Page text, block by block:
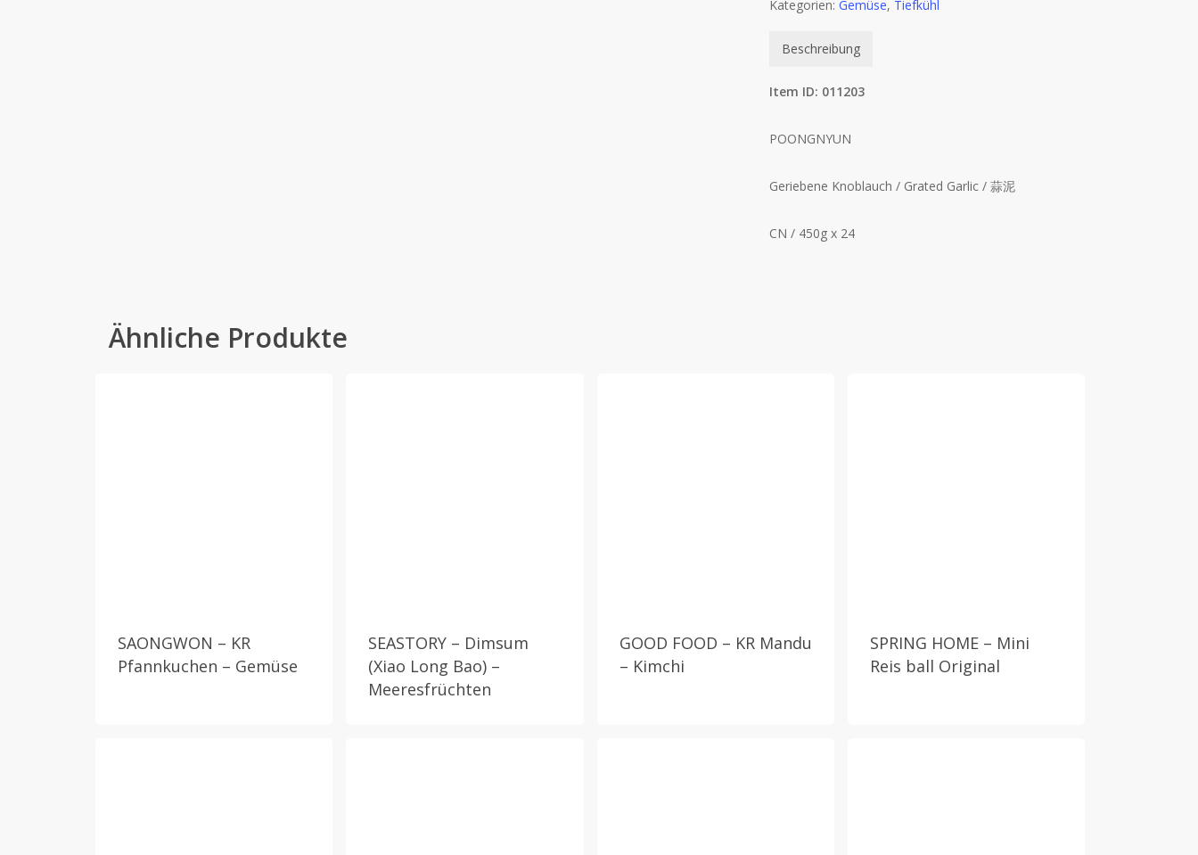
Kategorien: Gemüse, Tiefkühl
Beschreibung
Item ID: 011203
POONGNYUN
Geriebene Knoblauch / Grated Garlic / 蒜泥
CN / 450g x 24
Ähnliche Produkte
SAONGWON – KR
Pfannkuchen – Gemüse
SEASTORY – Dimsum
(Xiao Long Bao) –
Meeresfrüchten
GOOD FOOD – KR Mandu
– Kimchi
SPRING HOME – Mini
Reis ball Original